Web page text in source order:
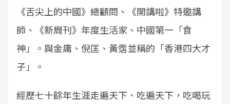
《舌尖上的中國》總顧問、《開講啦》特邀講
師、《新周刊》年度生活家、中國第一「食
神」。與金庸、倪匡、黃霑並稱的「香港四大才
子」。
經歷七十餘年生涯走遍天下、吃遍天下，吃喝玩